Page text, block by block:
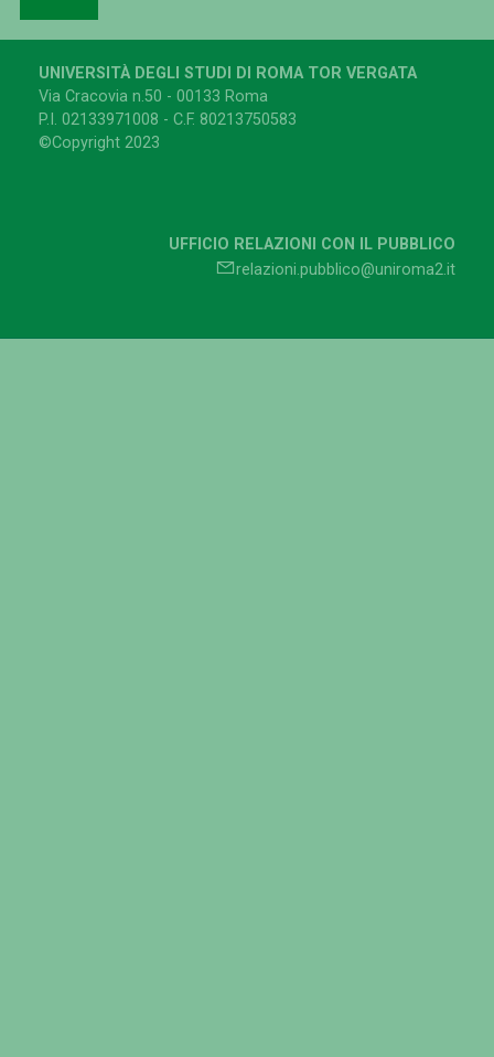
UNIVERSITÀ DEGLI STUDI DI ROMA TOR VERGATA
Via Cracovia n.50 - 00133 Roma
P.I. 02133971008 - C.F. 80213750583
©Copyright 2023
UFFICIO RELAZIONI CON IL PUBBLICO
relazioni.pubblico@uniroma2.it